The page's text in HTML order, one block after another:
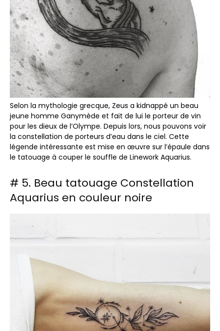
Selon la mythologie grecque, Zeus a kidnappé un beau
jeune homme Ganymède et fait de lui le porteur de vin
pour les dieux de l’Olympe. Depuis lors, nous pouvons voir
la constellation de porteurs d’eau dans le ciel. Cette
légende intéressante est mise en œuvre sur l’épaule dans
le tatouage à couper le souffle de Linework Aquarius.
# 5. Beau tatouage Constellation
Aquarius en couleur noire